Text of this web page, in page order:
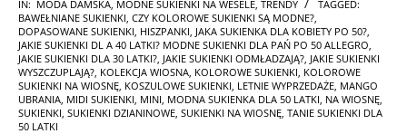
04-
22
IN: MODA DAMSKA MODNE SUKIENKI NA WESELE TRENDY
TAGGED:
BAWEŁNIANE SUKIENKI CZY KOLOROWE SUKIENKI SĄ MODNE?
DOPASOWANE SUKIENKI HISZPANKI JAKA SUKIENKA DLA KOBIETY PO 50?
JAKIE SUKIENKI DL A 40 LATKI? MODNE SUKIENKI DLA PAŃ PO 50 ALLEGRO
JAKIE SUKIENKI DLA 30 LATKI? JAKIE SUKIENKI ODMŁADZAJĄ? JAKIE SUKIENKI
WYSZCZUPLAJĄ? KOLEKCJA WIOSNA KOLOROWE SUKIENKI KOLOROWE
SUKIENKI NA WIOSNĘ KOSZULOWE SUKIENKI LETNIE WYPRZEDAŻE MANGO
UBRANIA MIDI SUKIENKI MINI MODNA SUKIENKA DLA 50 LATKI NA WIOSNĘ
SUKIENKI SUKIENKI DZIANINOWE SUKIENKI NA WIOSNĘ TANIE SUKIENKI DLA
50 LATKI